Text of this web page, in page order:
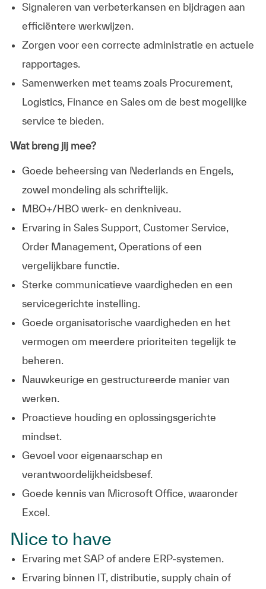
Signaleren van verbeterkansen en bijdragen aan
efficiëntere werkwijzen.
Zorgen voor een correcte administratie en actuele
rapportages.
Samenwerken met teams zoals Procurement,
Logistics, Finance en Sales om de best mogelijke
service te bieden.
Wat breng jij mee?
Goede beheersing van Nederlands en Engels,
zowel mondeling als schriftelijk.
MBO+/HBO werk- en denkniveau.
Ervaring in Sales Support, Customer Service,
Order Management, Operations of een
vergelijkbare functie.
Sterke communicatieve vaardigheden en een
servicegerichte instelling.
Goede organisatorische vaardigheden en het
vermogen om meerdere prioriteiten tegelijk te
beheren.
Nauwkeurige en gestructureerde manier van
werken.
Proactieve houding en oplossingsgerichte
mindset.
Gevoel voor eigenaarschap en
verantwoordelijkheidsbesef.
Goede kennis van Microsoft Office, waaronder
Excel.
Nice to have
Ervaring met SAP of andere ERP-systemen.
Ervaring binnen IT, distributie, supply chain of